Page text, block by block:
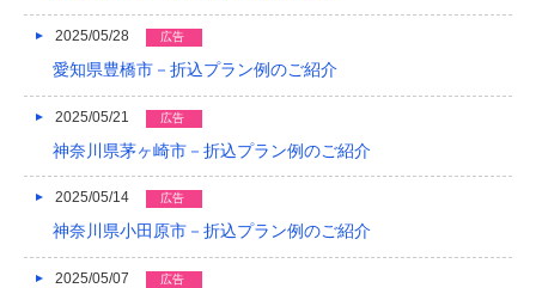
2016/09
2016/08
2016/07
2016/04
2025/05/28 広告
愛知県豊橋市－折込プラン例のご紹介
2025/05/21 広告
神奈川県茅ヶ崎市－折込プラン例のご紹介
2025/05/14 広告
神奈川県小田原市－折込プラン例のご紹介
2025/05/07 広告